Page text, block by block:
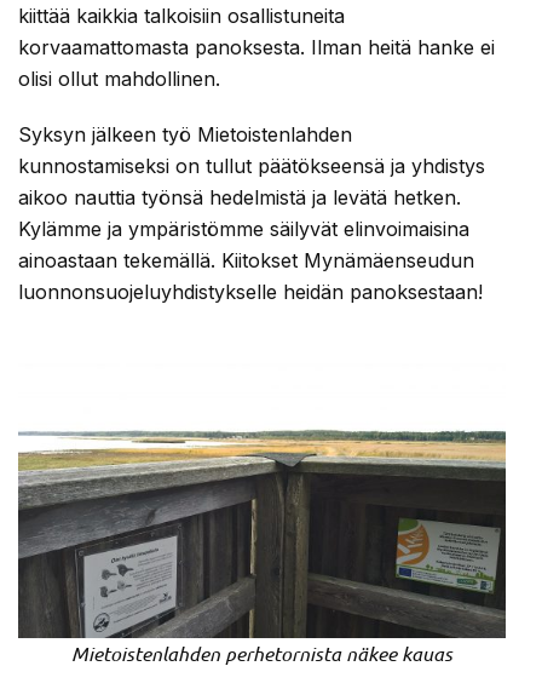
kiittää kaikkia talkoisiin osallistuneita
korvaamattomasta panoksesta. Ilman heitä hanke ei
olisi ollut mahdollinen.
Syksyn jälkeen työ Mietoistenlahden
kunnostamiseksi on tullut päätökseensä ja yhdistys
aikoo nauttia työnsä hedelmistä ja levätä hetken.
Kylämme ja ympäristömme säilyvät elinvoimaisina
ainoastaan tekemällä. Kiitokset Mynämäenseudun
luonnonsuojeluyhdistykselle heidän panoksestaan!
Mietoistenlahden perhetornista näkee kauas